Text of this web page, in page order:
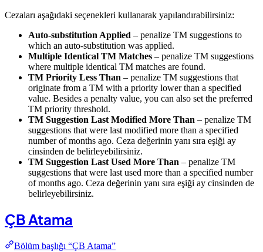
Cezaları aşağıdaki seçenekleri kullanarak yapılandırabilirsiniz:
Auto-substitution Applied – penalize TM suggestions to
which an auto-substitution was applied.
Multiple Identical TM Matches – penalize TM suggestions
where multiple identical TM matches are found.
TM Priority Less Than – penalize TM suggestions that
originate from a TM with a priority lower than a specified
value. Besides a penalty value, you can also set the preferred
TM priority threshold.
TM Suggestion Last Modified More Than – penalize TM
suggestions that were last modified more than a specified
number of months ago. Ceza değerinin yanı sıra eşiği ay
cinsinden de belirleyebilirsiniz.
TM Suggestion Last Used More Than – penalize TM
suggestions that were last used more than a specified number
of months ago. Ceza değerinin yanı sıra eşiği ay cinsinden de
belirleyebilirsiniz.
ÇB Atama
Bölüm başlığı “ÇB Atama”